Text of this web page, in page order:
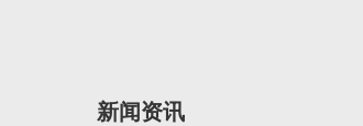
新闻资讯